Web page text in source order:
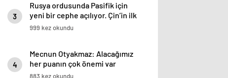
3
Rusya ordusunda Pasifik için
yeni bir cephe açılıyor. Çin’in ilk
tepkisi!
999 kez okundu
4
Mecnun Otyakmaz: Alacağımız
her puanın çok önemi var
883 kez okundu